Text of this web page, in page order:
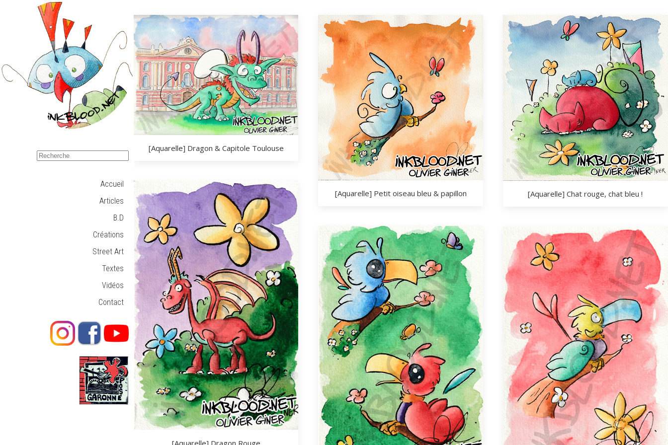
Accueil
Articles
B.D
Créations
Street Art
Textes
Vidéos
Contact
[Aquarelle] Dragon & Capitole Toulouse
[Aquarelle] Petit oiseau bleu & papillon [Aquarelle] Chat rouge, chat bleu !